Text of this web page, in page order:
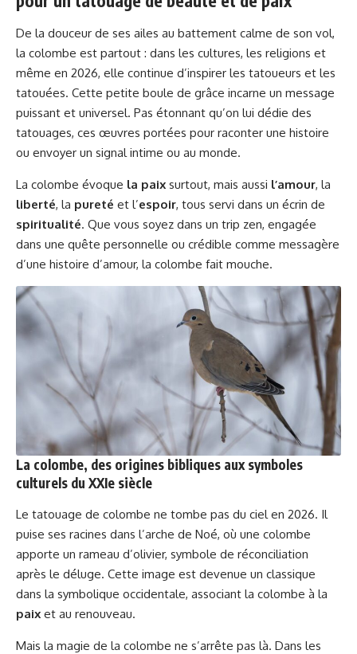
De la douceur de ses ailes au battement calme de son vol,
la colombe est partout : dans les cultures, les religions et
même en 2026, elle continue d’inspirer les tatoueurs et les
tatouées. Cette petite boule de grâce incarne un message
puissant et universel. Pas étonnant qu’on lui dédie des
tatouages, ces œuvres portées pour raconter une histoire
ou envoyer un signal intime ou au monde.
La colombe évoque la paix surtout, mais aussi l’amour, la
liberté, la pureté et l’espoir, tous servi dans un écrin de
spiritualité. Que vous soyez dans un trip zen, engagée
dans une quête personnelle ou crédible comme messagère
d’une histoire d’amour, la colombe fait mouche.
La colombe, des origines bibliques aux symboles
culturels du XXIe siècle
Le tatouage de colombe ne tombe pas du ciel en 2026. Il
puise ses racines dans l’arche de Noé, où une colombe
apporte un rameau d’olivier, symbole de réconciliation
après le déluge. Cette image est devenue un classique
dans la symbolique occidentale, associant la colombe à la
paix et au renouveau.
Mais la magie de la colombe ne s’arrête pas là. Dans les